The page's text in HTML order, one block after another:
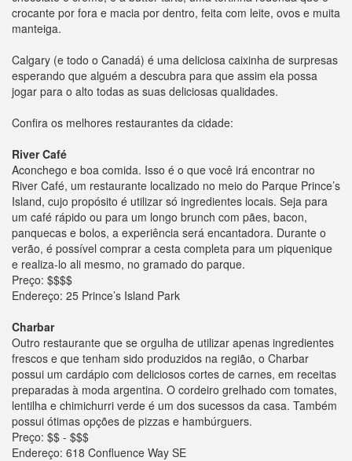
crocante por fora e macia por dentro, feita com leite, ovos e muita
manteiga.
Calgary (e todo o Canadá) é uma deliciosa caixinha de surpresas
esperando que alguém a descubra para que assim ela possa
jogar para o alto todas as suas deliciosas qualidades.
Confira os melhores restaurantes da cidade:
River Café
Aconchego e boa comida. Isso é o que você irá encontrar no
River Café, um restaurante localizado no meio do Parque Prince’s
Island, cujo propósito é utilizar só ingredientes locais. Seja para
um café rápido ou para um longo brunch com pães, bacon,
panquecas e bolos, a experiência será encantadora. Durante o
verão, é possível comprar a cesta completa para um piquenique
e realiza-lo ali mesmo, no gramado do parque.
Preço: $$$$
Endereço: 25 Prince’s Island Park
Charbar
Outro restaurante que se orgulha de utilizar apenas ingredientes
frescos e que tenham sido produzidos na região, o Charbar
possui um cardápio com deliciosos cortes de carnes, em receitas
preparadas à moda argentina. O cordeiro grelhado com tomates,
lentilha e chimichurri verde é um dos sucessos da casa. Também
possui ótimas opções de pizzas e hambúrguers.
Preço: $$ - $$$
Endereço: 618 Confluence Way SE